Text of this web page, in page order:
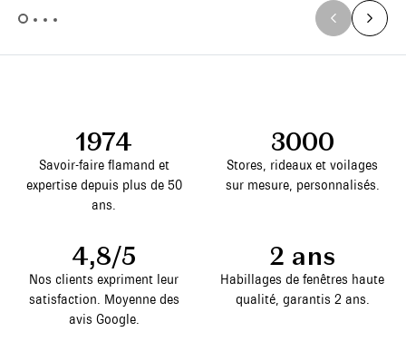
1974
Savoir-faire flamand et
expertise depuis plus de 50
ans.
3000
Stores, rideaux et voilages
sur mesure, personnalisés.
4,8/5
Nos clients expriment leur
satisfaction. Moyenne des
avis Google.
2 ans
Habillages de fenêtres haute
qualité, garantis 2 ans.